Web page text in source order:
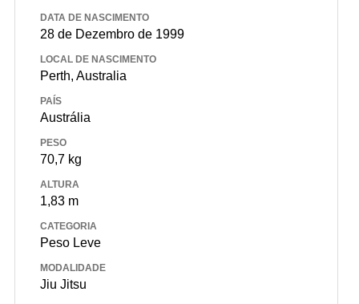
DATA DE NASCIMENTO
28 de Dezembro de 1999
LOCAL DE NASCIMENTO
Perth, Australia
PAÍS
Austrália
PESO
70,7 kg
ALTURA
1,83 m
CATEGORIA
Peso Leve
MODALIDADE
Jiu Jitsu